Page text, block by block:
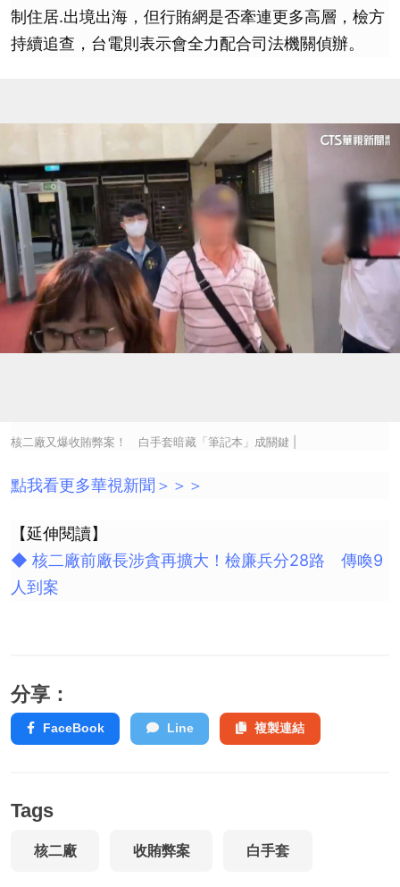
制住居.出境出海，但行賄網是否牽連更多高層，檢方
持續追查，台電則表示會全力配合司法機關偵辦。
核二廠又爆收賄弊案！ 白手套暗藏「筆記本」成關鍵 |
點我看更多華視新聞＞＞＞
【延伸閱讀】
◆ 核二廠前廠長涉貪再擴大！檢廉兵分28路 傳喚9
人到案
分享：
FaceBook Line 複製連結
Tags
核二廠 收賄弊案 白手套